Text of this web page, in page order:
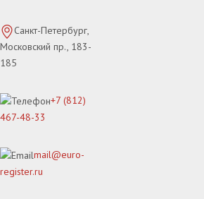
Санкт-Петербург,
Московский пр., 183-
185
+7 (812)
467-48-33
mail@euro-
register.ru